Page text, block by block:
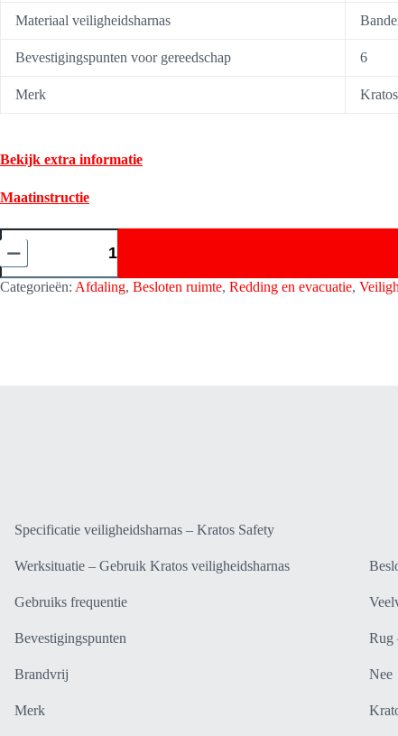
Materiaal veiligheidsharnas
Bevestigingspunten voor gereedschap 6
Merk
Bekijk extra informatie
Maatinstructie
Veiligheidsharnas
Speed
Air
5
Medium
Categorieën: Afdaling, Besloten ruimte, Redding en evacuatie,
Specificatie veiligheidsharnas – Kratos Safety
Werksituatie – Gebruik Kratos veiligheidsharnas
Gebruiks frequentie
Bevestigingspunten Rug
Brandvrij Nee
Merk